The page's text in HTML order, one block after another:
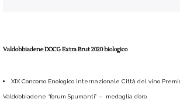
Valdobbiadene DOCG Extra Brut 2020 biologico
XIX Concorso Enologico internazionale Città del vino
Valdobbiadene “forum Spumanti” – medaglia d’oro